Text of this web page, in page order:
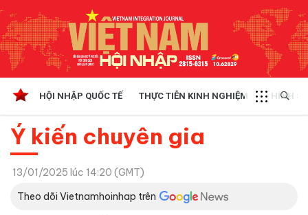
HỘI NHẬP QUỐC TẾ THỰC TIỄN KINH NGHIỆM CHÍNH
Ý kiến chuyên gia
13/01/2025 lúc 14:20 (GMT)
Theo dõi Vietnamhoinhap trên